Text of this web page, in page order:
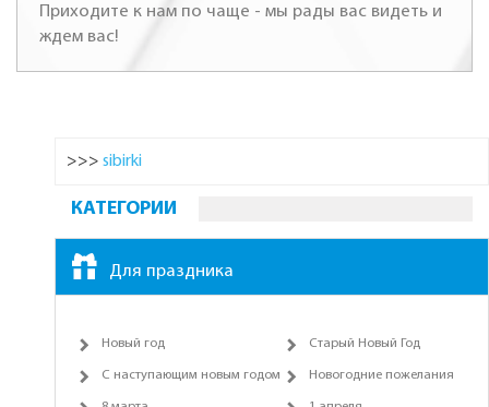
Приходите к нам по чаще - мы рады вас видеть и
ждем вас!
>>> sibirki
КАТЕГОРИИ
Для праздника
Новый год Старый Новый Год
С наступающим новым годом Новогодние пожелания